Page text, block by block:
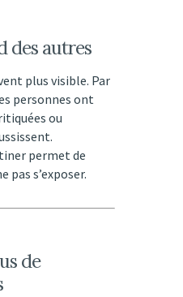
des autres
plus visible. Par
personnes ont
ou
permet de
pas s’exposer.
de